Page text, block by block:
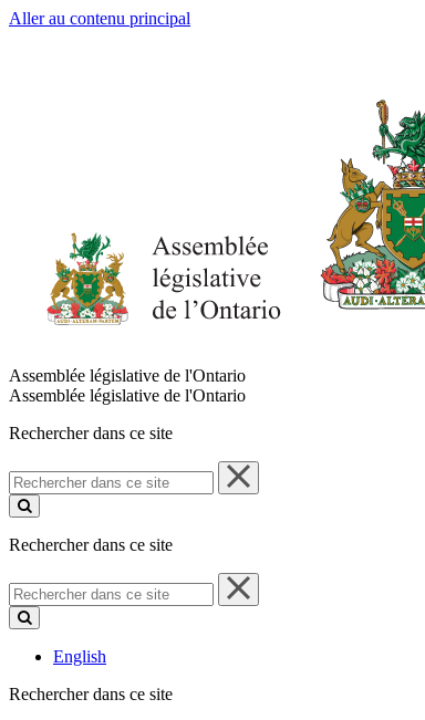
Aller au contenu principal
Assemblée législative de l'Ontario
Assemblée législative de l'Ontario
Rechercher dans ce site
Rechercher
dans
ce
Rechercher dans ce site
Rechercher
dans
ce
English
Rechercher dans ce site